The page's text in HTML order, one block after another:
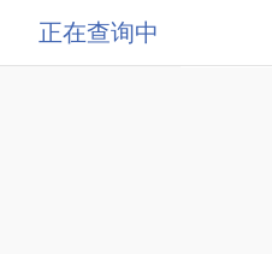
正在查询中